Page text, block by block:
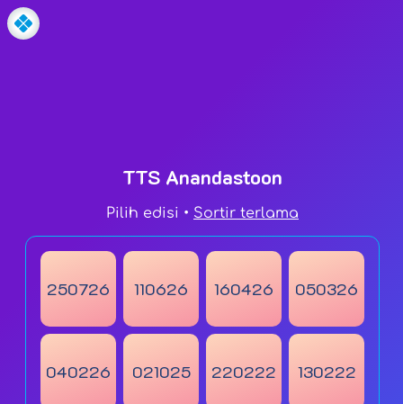
TTS Anandastoon
Pilih edisi • Sortir terlama
250726 110626 160426 050326
040226 021025 220222 130222
© Anandastoon